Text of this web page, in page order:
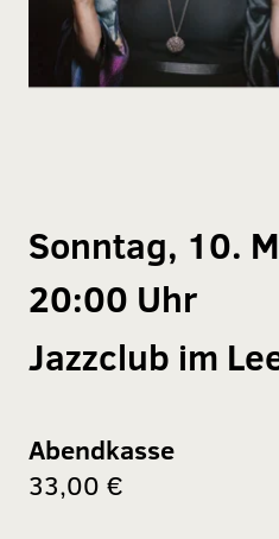
Sonntag, 10.
20:00 Uhr
Jazzclub im
Abendkasse
33,00 €